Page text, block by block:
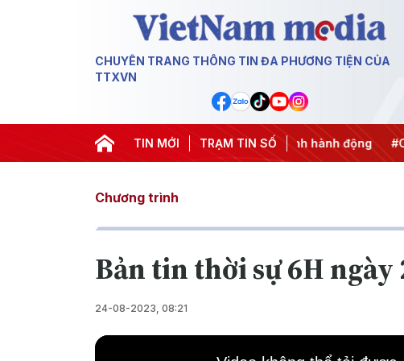
CHUYÊN TRANG THÔNG TIN ĐA PHƯƠNG TIỆN CỦA
TTXVN
TIN MỚI TRẠM TIN SỐ
#APEC 2027 #Đưa Nghị quyết thành hành động #Chiến dịch
Chương trình
Bản tin thời sự 6H ngày
24-08-2023, 08:21
This